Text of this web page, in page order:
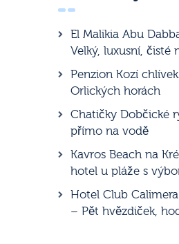
El Malikia Abu
Velký, luxusní, čisté
Penzion Kozí
Orlických horách
Chatičky Dobčické
přímo na vodě
Kavros Beach na
hotel u pláže s
Hotel Club Calimera
– Pět hvězdiček,